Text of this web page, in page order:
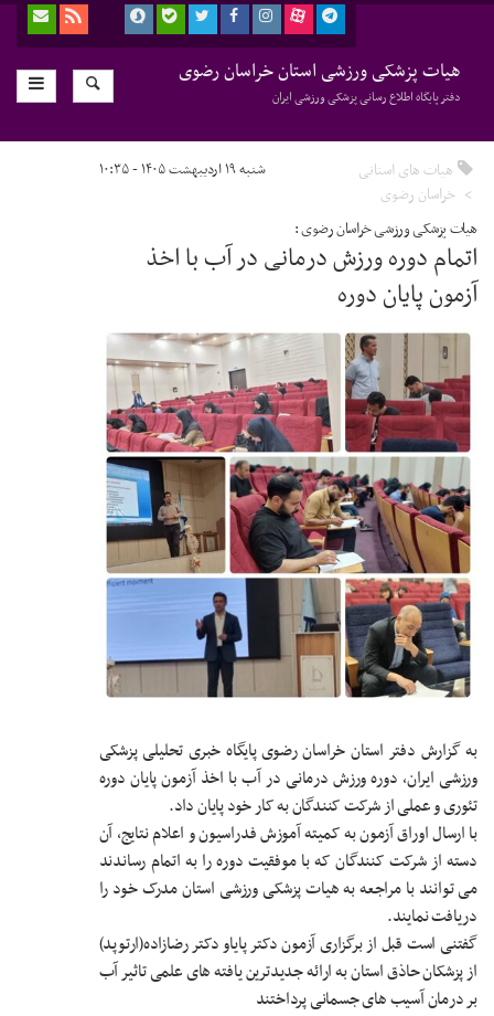
هیات پزشکی ورزشی استان خراسان رضوی
دفتر پایگاه اطلاع رسانی پزشکی ورزشی ایران
هیات های استانی
خراسان رضوی
شنبه ۱۹ اردیبهشت ۱۴۰۵ - ۱۰:۳۵
هیات پزشکی ورزشی خراسان رضوی :
اتمام دوره ورزش درمانی در آب با اخذ
آزمون پایان دوره
به گزارش دفتر استان خراسان رضوی پایگاه خبری تحلیلی پزشکی
ورزشی ایران، دوره ورزش درمانی در آب با اخذ آزمون پایان دوره
تئوری و عملی از شرکت کنندگان به کار خود پایان داد.
با ارسال اوراق آزمون به کمیته آموزش فدراسیون و اعلام نتایج، آن
دسته از شرکت کنندگان که با موفقیت دوره را به اتمام رساندند
می توانند با مراجعه به هیات پزشکی ورزشی استان مدرک خود را
دریافت نمایند.
گفتنی است قبل از برگزاری آزمون دکتر پایاو دکتر رضازاده(ارتوپد)
از پزشکان حاذق استان به ارائه جدیدترین یافته های علمی تاثیر آب
بر درمان آسیب های جسمانی پرداختند